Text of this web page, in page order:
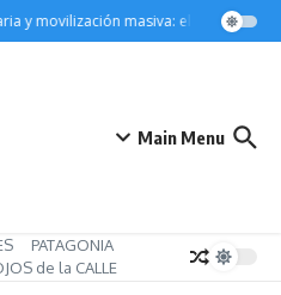
y movilización masiva: el gobierno
Main Menu
PATAGONIA
de la CALLE